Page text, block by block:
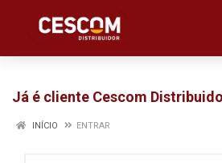
Já é cliente Cescom
INÍCIO ENTRAR